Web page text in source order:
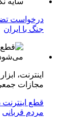
درخواست
جنگ با ایران
اینترنت،
مجازات
قطع
مردم قربانی